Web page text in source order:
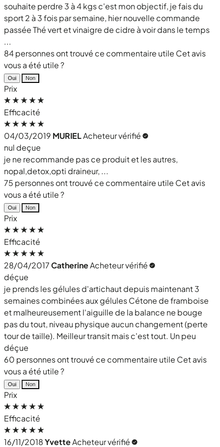
souhaite perdre 3 à 4 kgs c'est mon objectif, je fais du
sport 2 à 3 fois par semaine, hier nouvelle commande
passée Thé vert et vinaigre de cidre à voir dans le temps
...
84 personnes ont trouvé ce commentaire utile Cet avis
vous a été utile ?
Oui Non
Prix
Efficacité
04/03/2019 MURIELAcheteur vérifié
nul deçue
je ne recommande pas ce produit et les autres,
nopal,detox,opti draineur, ...
75 personnes ont trouvé ce commentaire utile Cet avis
vous a été utile ?
Oui Non
Prix
Efficacité
28/04/2017CatherineAcheteur vérifié
déçue
je prends les gélules d'artichaut depuis maintenant 3
semaines combinées aux gélules Cétone de framboise
et malheureusement l'aiguille de la balance ne bouge
pas du tout, niveau physique aucun changement (perte
tour de taille). Meilleur transit mais c'est tout. Un peu
déçue
60 personnes ont trouvé ce commentaire utile Cet avis
vous a été utile ?
Oui Non
Prix
Efficacité
16/11/2018YvetteAcheteur vérifié